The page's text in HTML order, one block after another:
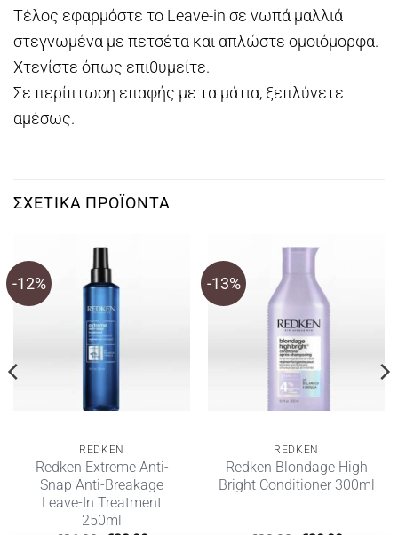
Τέλος εφαρμόστε το Leave-in σε νωπά μαλλιά
στεγνωμένα με πετσέτα και απλώστε ομοιόμορφα.
Χτενίστε όπως επιθυμείτε.
Σε περίπτωση επαφής με τα μάτια, ξεπλύνετε
αμέσως.
ΣΧΕΤΙΚΆ ΠΡΟΪΌΝΤΑ
-12%
REDKEN
Redken Extreme Anti-
Snap Anti-Breakage
Leave-In Treatment
250ml
-13%
REDKEN
Redken Blondage High
Bright Conditioner 300ml